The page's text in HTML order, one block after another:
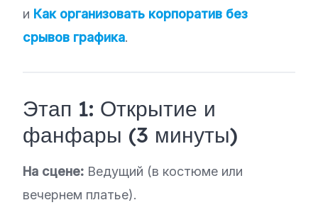
и Как организовать корпоратив без
срывов графика.
Этап 1: Открытие и
фанфары (3 минуты)
На сцене: Ведущий (в костюме или
вечернем платье).